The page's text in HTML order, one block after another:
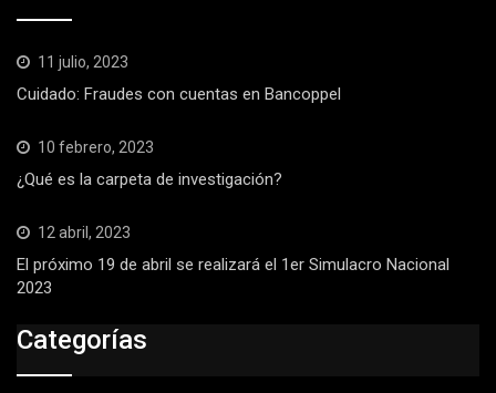
11 julio, 2023
Cuidado: Fraudes con cuentas en Bancoppel
10 febrero, 2023
¿Qué es la carpeta de investigación?
12 abril, 2023
El próximo 19 de abril se realizará el 1er Simulacro Nacional
2023
Categorías